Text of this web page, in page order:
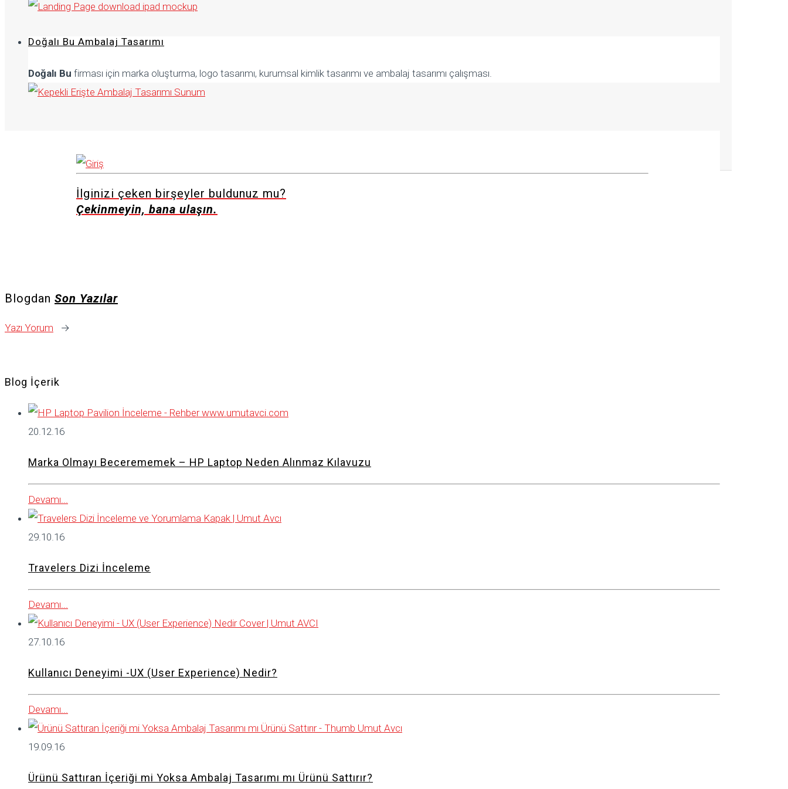
Doğalı Bu Ambalaj Tasarımı
Doğalı Bu firması için marka oluşturma, logo tasarımı, kurumsal kimlik tasarımı ve ambalaj tasarımı çalışması.
İlginizi çeken birşeyler buldunuz mu?
Çekinmeyin, bana ulaşın.
Blogdan Son Yazılar
Yazı Yorum →
Blog İçerik
20.12.16
Marka Olmayı Becerememek – HP Laptop Neden Alınmaz Kılavuzu
Devamı...
29.10.16
Travelers Dizi İnceleme
Devamı...
27.10.16
Kullanıcı Deneyimi -UX (User Experience) Nedir?
Devamı...
19.09.16
Ürünü Sattıran İçeriği mi Yoksa Ambalaj Tasarımı mı Ürünü Sattırır?